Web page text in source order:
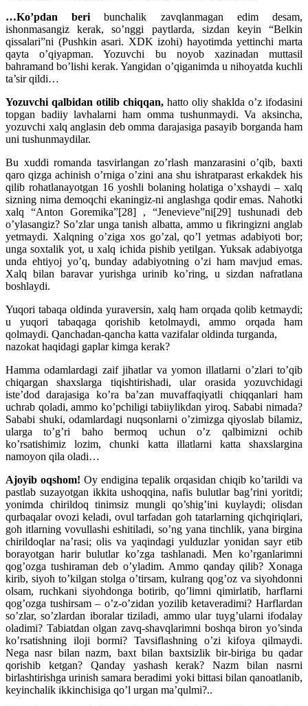
…Ko’pdan beri bunchalik zavqlanmagan edim desam,
ishonmasangiz kerak, so’nggi paytlarda, sizdan keyin “Belkin
qissalari”ni (Pushkin asari. XDK izohi) hayotimda yettinchi marta
qayta o’qiyapman. Yozuvchi bu noyob xazinadan muttasil
bahramand bo’lishi kerak. Yangidan o’qiganimda u nihoyatda kuchli
ta’sir qildi…
Yozuvchi qalbidan otilib chiqqan, hatto oliy shaklda o’z ifodasini
topgan badiiy lavhalarni ham omma tushunmaydi. Va aksincha,
yozuvchi xalq anglasin deb omma darajasiga pasayib borganda ham
uni tushunmaydilar.
Bu xuddi romanda tasvirlangan zo’rlash manzarasini o’qib, baxti
qaro qizga achinish o’rniga o’zini ana shu ishratparast erkakdek his
qilib rohatlanayotgan 16 yoshli bolaning holatiga o’xshaydi – xalq
sizning nima demoqchi ekaningiz-ni anglashga qodir emas. Nahotki
xalq “Anton Goremika”[28] , “Jenevieve”ni[29] tushunadi deb
o’ylasangiz? So’zlar unga tanish albatta, ammo u fikringizni anglab
yetmaydi. Xalqning o’ziga xos go’zal, qo’l yetmas adabiyoti bor;
unga soxtalik yot, u xalq ichida pishib yetilgan. Yuksak adabiyotga
unda ehtiyoj yo’q, bunday adabiyotning o’zi ham mavjud emas.
Xalq bilan baravar yurishga urinib ko’ring, u sizdan nafratlana
boshlaydi.
Yuqori tabaqa oldinda yuraversin, xalq ham orqada qolib ketmaydi;
u yuqori tabaqaga qorishib ketolmaydi, ammo orqada ham
qolmaydi. Qanchadan-qancha katta vazifalar oldinda turganda,
nazokat haqidagi gaplar kimga kerak?
Hamma odamlardagi zaif jihatlar va yomon illatlarni o’zlari to’qib
chiqargan shaxslarga tiqishtirishadi, ular orasida yozuvchidagi
iste’dod darajasiga ko’ra ba’zan muvaffaqiyatli chiqqanlari ham
uchrab qoladi, ammo ko’pchiligi tabiiylikdan yiroq. Sababi nimada?
Sababi shuki, odamlardagi nuqsonlarni o’zimizga qiyoslab bilamiz,
ularga to’g’ri baho bermoq uchun o’z qalbimizni ochib
ko’rsatishimiz lozim, chunki katta illatlarni katta shaxslargina
namoyon qila oladi…
Ajoyib oqshom! Oy endigina tepalik orqasidan chiqib ko’tarildi va
pastlab suzayotgan ikkita ushoqqina, nafis bulutlar bag’rini yoritdi;
yonimda chirildoq tinimsiz mungli qo’shig’ini kuylaydi; olisdan
qurbaqalar ovozi keladi, ovul tarfadan goh tatarlarning qichqiriqlari,
goh itlarning vovullashi eshitiladi, so’ng yana tinchlik, yana birgina
chirildoqlar na’rasi; olis va yaqindagi yulduzlar yonidan sayr etib
borayotgan harir bulutlar ko’zga tashlanadi. Men ko’rganlarimni
qog’ozga tushiraman deb o’yladim. Ammo qanday qilib? Xonaga
kirib, siyoh to’kilgan stolga o’tirsam, kulrang qog’oz va siyohdonni
olsam, ruchkani siyohdonga botirib, qo’limni qimirlatib, harflarni
qog’ozga tushirsam – o’z-o’zidan yozilib ketaveradimi? Harflardan
so’zlar, so’zlardan iboralar tiziladi, ammo ular tuyg’ularni ifodalay
oladimi? Tabiatdan olgan zavq-shavqlarimni boshqa biron yo’sinda
ko’rsatishning iloji bormi? Tavsiflashning o’zi kifoya qilmaydi.
Nega nasr bilan nazm, baxt bilan baxtsizlik bir-biriga bu qadar
qorishib ketgan? Qanday yashash kerak? Nazm bilan nasrni
birlashtirishga urinish samara beradimi yoki bittasi bilan qanoatlanib,
keyinchalik ikkinchisiga qo’l urgan ma’qulmi?..